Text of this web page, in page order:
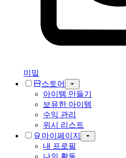
미밐
스토어
아이템 만들기
보유한 아이템
수익 관리
위시 리스트
마이페이지
내 프로필
나의 활동